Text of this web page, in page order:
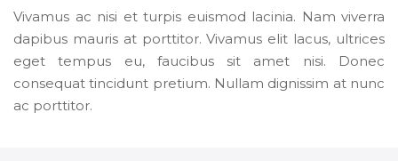
Vivamus ac nisi et turpis euismod lacinia. Nam viverra
dapibus mauris at porttitor. Vivamus elit lacus, ultrices
eget tempus eu, faucibus sit amet nisi. Donec
consequat tincidunt pretium. Nullam dignissim at nunc
ac porttitor.